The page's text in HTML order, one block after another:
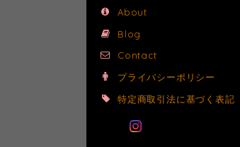
About
Blog
Contact
プライバシーポリシー
特定商取引法に基づく表記